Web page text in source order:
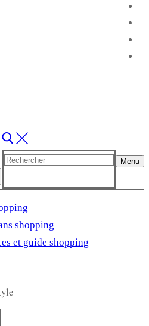
Rechercher
Menu
shopping
et guide shopping